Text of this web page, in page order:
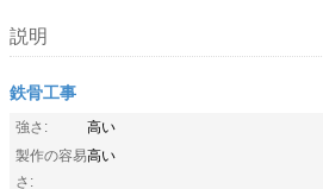
説明
鉄骨工事
強さ:
高い
製作の容易
さ:
高い